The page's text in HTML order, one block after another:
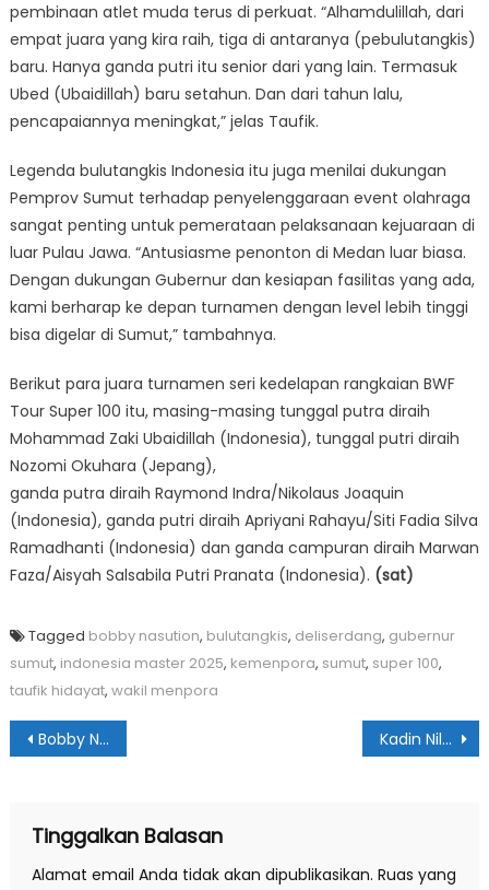
pembinaan atlet muda terus di perkuat. “Alhamdulillah, dari
empat juara yang kira raih, tiga di antaranya (pebulutangkis)
baru. Hanya ganda putri itu senior dari yang lain. Termasuk
Ubed (Ubaidillah) baru setahun. Dan dari tahun lalu,
pencapaiannya meningkat,” jelas Taufik.
Legenda bulutangkis Indonesia itu juga menilai dukungan
Pemprov Sumut terhadap penyelenggaraan event olahraga
sangat penting untuk pemerataan pelaksanaan kejuaraan di
luar Pulau Jawa. “Antusiasme penonton di Medan luar biasa.
Dengan dukungan Gubernur dan kesiapan fasilitas yang ada,
kami berharap ke depan turnamen dengan level lebih tinggi
bisa digelar di Sumut,” tambahnya.
Berikut para juara turnamen seri kedelapan rangkaian BWF
Tour Super 100 itu, masing-masing tunggal putra diraih
Mohammad Zaki Ubaidillah (Indonesia), tunggal putri diraih
Nozomi Okuhara (Jepang),
ganda putra diraih Raymond Indra/Nikolaus Joaquin
(Indonesia), ganda putri diraih Apriyani Rahayu/Siti Fadia Silva
Ramadhanti (Indonesia) dan ganda campuran diraih Marwan
Faza/Aisyah Salsabila Putri Pranata (Indonesia). (sat)
Tagged bobby nasution, bulutangkis, deliserdang, gubernur
sumut, indonesia master 2025, kemenpora, sumut, super 100,
taufik hidayat, wakil menpora
Navigasi
Bobby Nasution Beri Hadiah Istimewa Keluarga Syarikat Islam Kadin Nilai Bobby Nasution Berhasil Kendalikan Rantai Pasokan Pangan
Tinggalkan Balasan
Alamat email Anda tidak akan dipublikasikan. Ruas yang